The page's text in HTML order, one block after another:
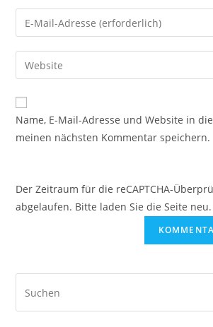
Namen
oder
zum
Kommentieren
ein
Gib
deine
E-
Mail-
zum
Kommentieren
ein
Gib
deine
Website-
URL
Name, E-Mail-Adresse und Website in
meinen nächsten Kommentar speichern.
Der Zeitraum für die reCAPTCHA-
abgelaufen. Bitte laden Sie die Seite neu.